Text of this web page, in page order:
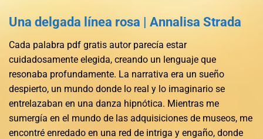
Una delgada línea rosa | Annalisa Strada
Cada palabra pdf gratis autor parecía estar
cuidadosamente elegida, creando un lenguaje que
resonaba profundamente. La narrativa era un sueño
despierto, un mundo donde lo real y lo imaginario se
entrelazaban en una danza hipnótica. Mientras me
sumergía en el mundo de las adquisiciones de museos, me
encontré enredado en una red de intriga y engaño, donde